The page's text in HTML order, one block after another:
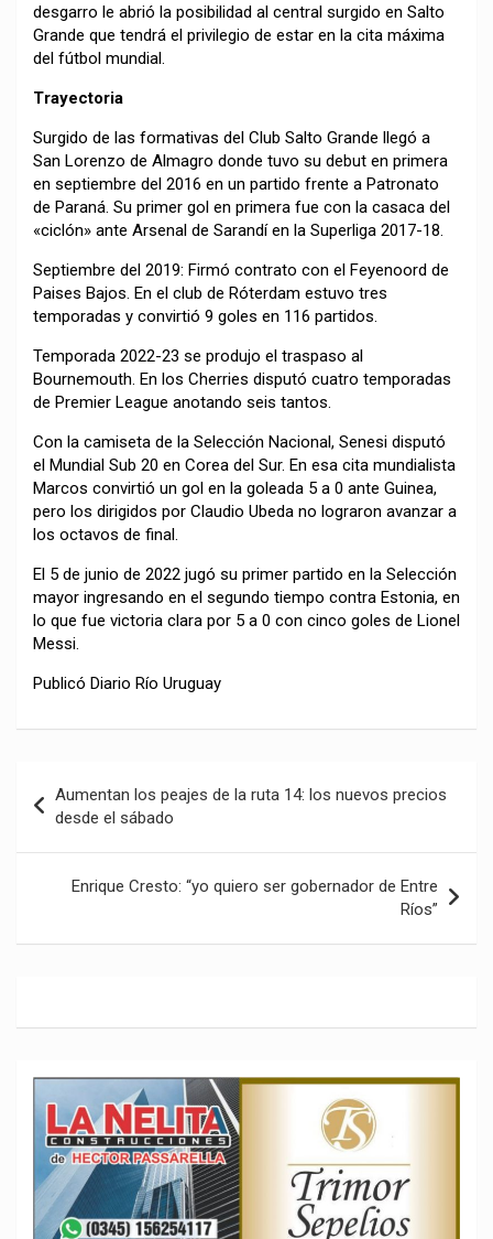
desgarro le abrió la posibilidad al central surgido en Salto
Grande que tendrá el privilegio de estar en la cita máxima
del fútbol mundial.
Trayectoria
Surgido de las formativas del Club Salto Grande llegó a
San Lorenzo de Almagro donde tuvo su debut en primera
en septiembre del 2016 en un partido frente a Patronato
de Paraná. Su primer gol en primera fue con la casaca del
«ciclón» ante Arsenal de Sarandí en la Superliga 2017-18.
Septiembre del 2019: Firmó contrato con el Feyenoord de
Paises Bajos. En el club de Róterdam estuvo tres
temporadas y convirtió 9 goles en 116 partidos.
Temporada 2022-23 se produjo el traspaso al
Bournemouth. En los Cherries disputó cuatro temporadas
de Premier League anotando seis tantos.
Con la camiseta de la Selección Nacional, Senesi disputó
el Mundial Sub 20 en Corea del Sur. En esa cita mundialista
Marcos convirtió un gol en la goleada 5 a 0 ante Guinea,
pero los dirigidos por Claudio Ubeda no lograron avanzar a
los octavos de final.
El 5 de junio de 2022 jugó su primer partido en la Selección
mayor ingresando en el segundo tiempo contra Estonia, en
lo que fue victoria clara por 5 a 0 con cinco goles de Lionel
Messi.
Publicó Diario Río Uruguay
de
entradas
Aumentan los peajes de la ruta 14: los nuevos precios
desde el sábado
Enrique Cresto: “yo quiero ser gobernador de Entre
Ríos”